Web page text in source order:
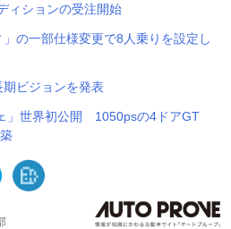
ィションの受注開始
の一部仕様変更で8人乗りを設定し
ビジョンを発表
」世界初公開 1050psの4ドアGT